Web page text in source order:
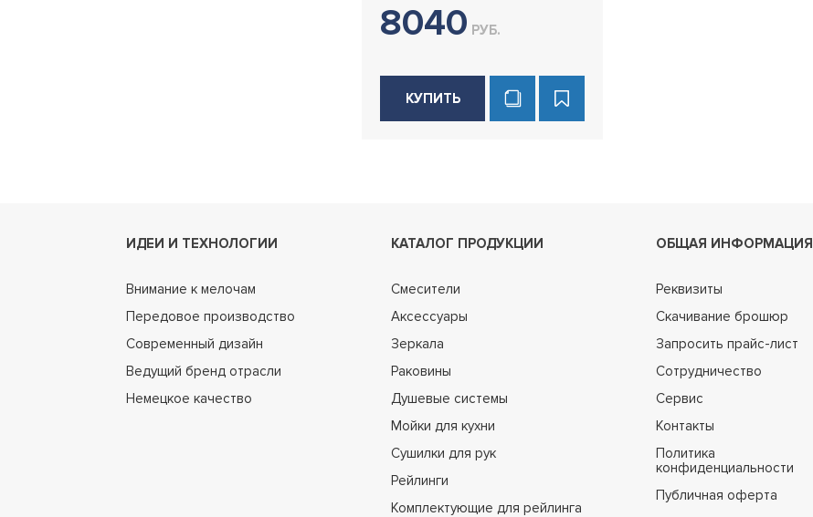
8040 РУБ.
КУПИТЬ
ИДЕИ И ТЕХНОЛОГИИ
Внимание к мелочам
Передовое производство
Современный дизайн
Ведущий бренд отрасли
Немецкое качество
КАТАЛОГ ПРОДУКЦИИ
Смесители
Аксессуары
Зеркала
Раковины
Душевые системы
Мойки для кухни
Сушилки для рук
Рейлинги
Комплектующие для рейлинга
ОБЩАЯ ИНФОРМАЦИЯ
Реквизиты
Скачивание брошюр
Запросить прайс-лист
Сотрудничество
Сервис
Контакты
Политика
конфиденциальности
Публичная оферта